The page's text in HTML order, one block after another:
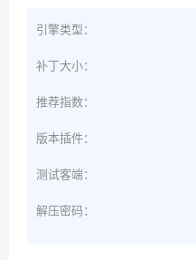
引擎类型：
补丁大小：
推荐指数：
版本插件：
测试客端：
解压密码：